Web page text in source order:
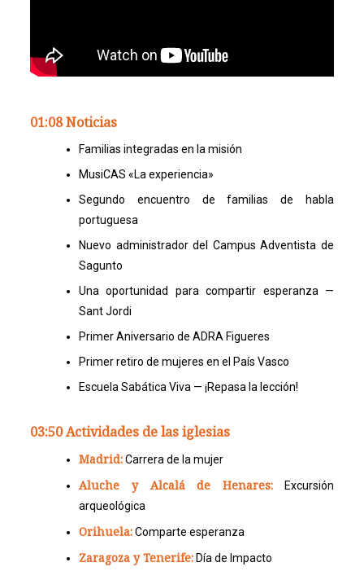
01:08 Noticias
Familias integradas en la misión
MusiCAS «La experiencia»
Segundo encuentro de familias de habla
portuguesa
Nuevo administrador del Campus Adventista de
Sagunto
Una oportunidad para compartir esperanza —
Sant Jordi
Primer Aniversario de ADRA Figueres
Primer retiro de mujeres en el País Vasco
Escuela Sabática Viva — ¡Repasa la lección!
03:50 Actividades de las iglesias
Madrid:Carrera de la mujer
Aluche y Alcalá de Henares: Excursión
arqueológica
Orihuela:Comparte esperanza
Zaragoza y Tenerife:Día de Impacto